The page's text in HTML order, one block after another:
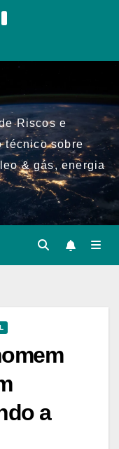
Riscos e
técnico sobre
& gás, energia
a